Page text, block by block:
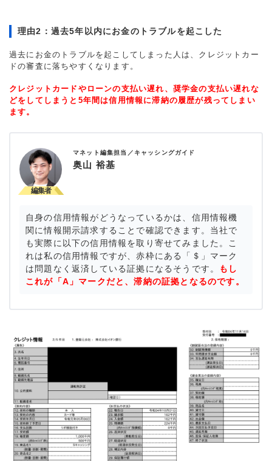
理由2：過去5年以内にお金のトラブルを起こした
過去にお金のトラブルを起こしてしまった人は、クレジットカー
ドの審査に落ちやすくなります。
クレジットカードやローンの支払い遅れ、奨学金の支払い遅れな
どをしてしまうと5年間は信用情報に滞納の履歴が残ってしまい
ます。
マネット編集担当／キャッシングガイド
奥山 裕基
自身の信用情報がどうなっているかは、信用情報機
関に情報開示請求することで確認できます。当社で
も実際に以下の信用情報を取り寄せてみました。こ
れは私の信用情報ですが、赤枠にある「＄」マーク
は問題なく返済している証拠になるそうです。
もし
これが「A」マークだと、滞納の証拠となるのです。